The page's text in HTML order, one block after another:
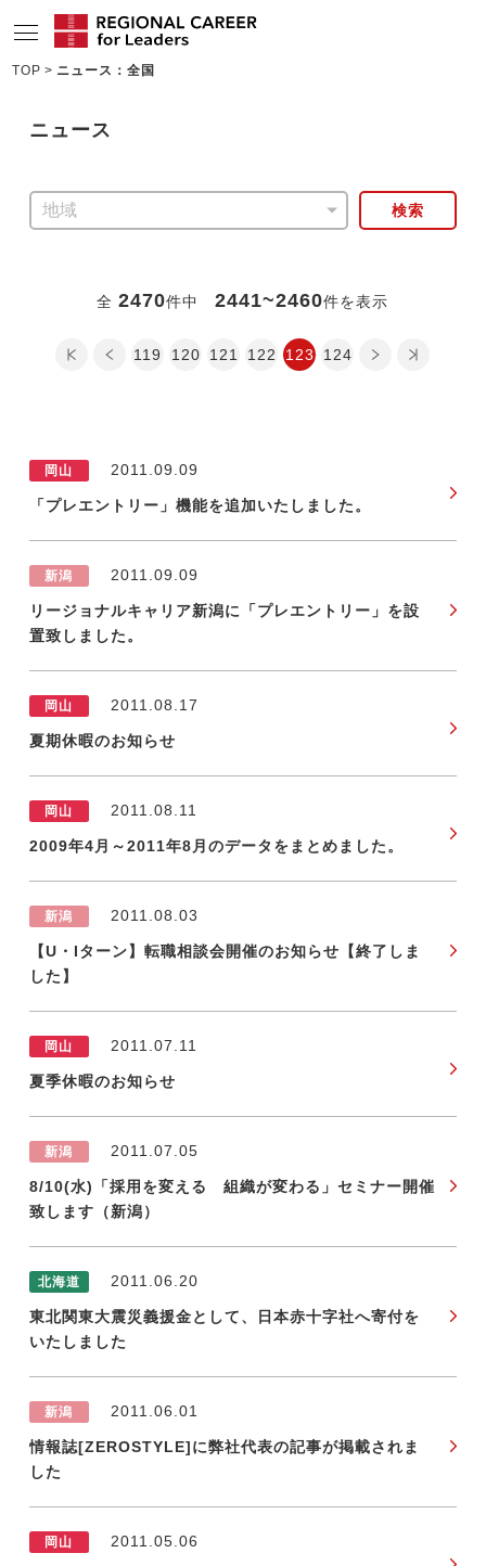
転職成功者インタビュー
メディア紹介実績
中長期で転職をお考えの方
TOP ニュース：全国
ニュース
検索
全2470件中2441~2460件を表示
最初のページ
前のページ
119 120 121 122 123 124
次のページ
最後のページ
岡山 2011.09.09
「プレエントリー」機能を追加いたしました。
新潟 2011.09.09
リージョナルキャリア新潟に「プレエントリー」を設
置致しました。
岡山 2011.08.17
夏期休暇のお知らせ
岡山 2011.08.11
2009年4月～2011年8月のデータをまとめました。
新潟 2011.08.03
【U・Iターン】転職相談会開催のお知らせ【終了しま
した】
岡山 2011.07.11
夏季休暇のお知らせ
新潟 2011.07.05
8/10(水)「採用を変える 組織が変わる」セミナー開催
致します（新潟）
北海道 2011.06.20
東北関東大震災義援金として、日本赤十字社へ寄付を
いたしました
新潟 2011.06.01
情報誌[ZEROSTYLE]に弊社代表の記事が掲載されま
した
岡山 2011.05.06